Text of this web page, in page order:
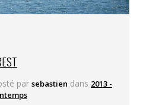
par sebastien dans 2013 -